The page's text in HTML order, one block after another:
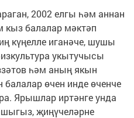
2002 елгы һәм аннан
кыз балалар мәктәп
күңелле иганәче, шушы
укытучысы
һәм аның якын
өчен инде өченче
Ярышлар иртәнге унда
җиңүчеләрне